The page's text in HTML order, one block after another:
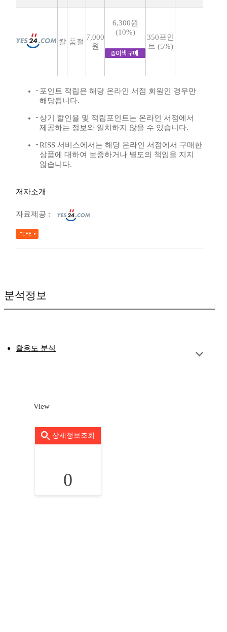
칼 품절
7,000
원
6,300원
(10%)
350포인
트 (5%)
포인트 적립은 해당 온라인 서점 회원인 경우만
해당됩니다.
상기 할인율 및 적립포인트는 온라인 서점에서
제공하는 정보와 일치하지 않을 수 있습니다.
RISS 서비스에서는 해당 온라인 서점에서 구매한
상품에 대하여 보증하거나 별도의 책임을 지지
않습니다.
저자소개
자료제공 :
분석정보
활용도 분석
View
상세정보조회
0